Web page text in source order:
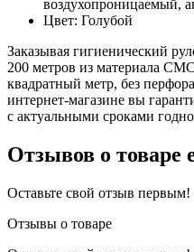
воздухопроницаемый,
Цвет: Голубой
Заказывая гигиенический
200 метров из материала
квадратный метр, без
интернет-магазине вы
с актуальными сроками
Отзывов о товаре
Оставьте свой отзыв первым!
Отзывы о товаре